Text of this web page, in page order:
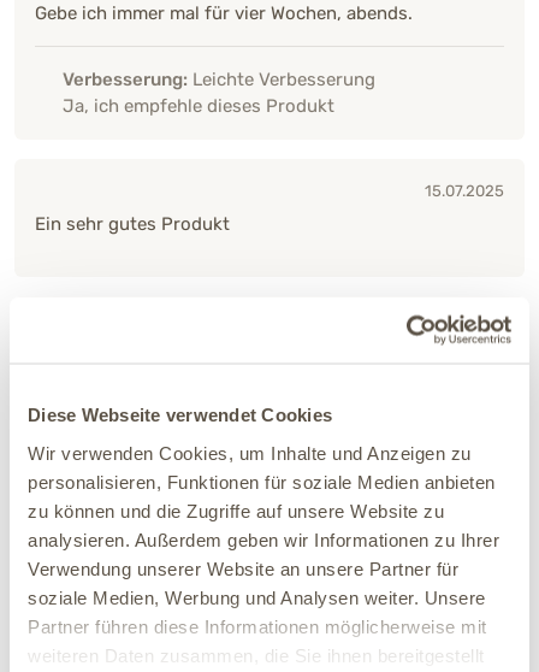
Diese Webseite verwendet Cookies
Wir verwenden Cookies, um Inhalte und Anzeigen zu
personalisieren, Funktionen für soziale Medien anbieten
zu können und die Zugriffe auf unsere Website zu
analysieren. Außerdem geben wir Informationen zu Ihrer
Verwendung unserer Website an unsere Partner für
soziale Medien, Werbung und Analysen weiter. Unsere
Partner führen diese Informationen möglicherweise mit
weiteren Daten zusammen, die Sie ihnen bereitgestellt
Gebe ich immer mal für vier Wochen, abends.
Verbesserung: Leichte Verbesserung
Ja, ich empfehle dieses Produkt
15.07.2025
Ein sehr gutes Produkt
29.03.2025
regelmäßig auch gegen Übersäuerung.
25.03.2025
Habe dieses Produkt, zusammen mit zwei weiteren
Präparaten von "das gesunde Tier", auf anraten einer
Tierheilpraktikerin meinem Kater mit Diabetes mellitus
gegeben. Symptome waren eher unspezifisch, zu
weicher Kot, immer wieder Phasen in denen es ihm